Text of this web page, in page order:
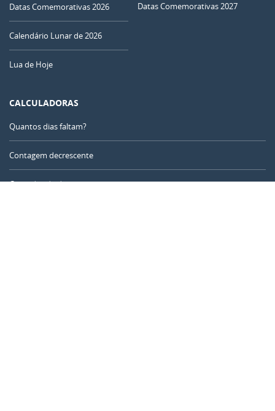
Datas Comemorativas 2026
Calendário Lunar de 2026
Lua de Hoje
Datas Comemorativas 2027
CALCULADORAS
Quantos dias faltam?
Contagem decrescente
Contador de dias